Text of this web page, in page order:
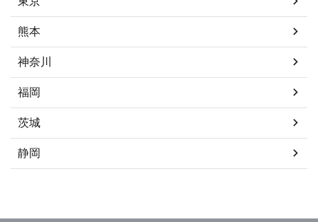
熊本
神奈川
福岡
茨城
静岡